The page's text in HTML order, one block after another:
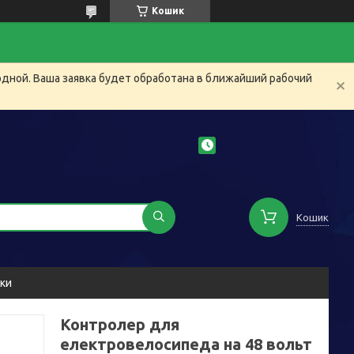
Кошик
Ваша заявка будет обработана в ближайший рабочий
Кошик
Контролер для
електровелосипеда на 48 вольт